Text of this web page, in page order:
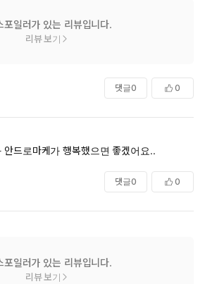
포일러가 있는 리뷰입니다.
리뷰 보기
댓글0 0
드로마케가 행복했으면 좋겠어요..
댓글0 0
포일러가 있는 리뷰입니다.
리뷰 보기